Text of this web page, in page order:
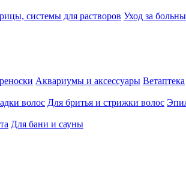
системы для растворов Уход за
Аквариумы и аксессуары Ветаптека
волос Для бритья и стрижки волос
Для бани и сауны